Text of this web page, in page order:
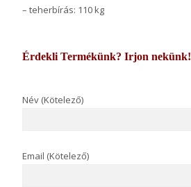
– teherbírás: 110 kg
Érdekli Termékünk? Irjon nekünk!
Név (Kötelező)
Email (Kötelező)